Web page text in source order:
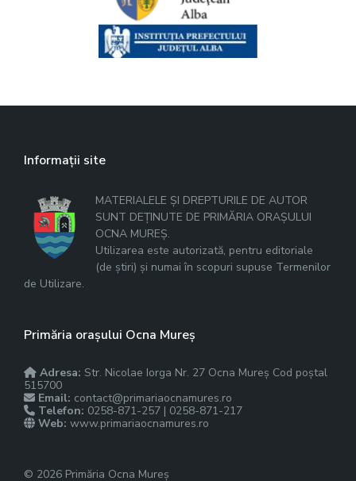
Informații site
MATERIALELE ȘI DREPTURILE DE AUTOR
SUNT DEȚINUTE DE PRIMĂRIA ORAȘULUI
OCNA MUREȘ.
Utilizarea este autorizată, pentru editoriale
(de știri) și numai în scopuri supuse Termenilor
de Utilizare.
Primăria orașului Ocna Mureș
Adresa: Str. Nicolae Iorga Nr. 27 Ocna Mureș Cod poștal
515700
Email: contact@primariaocnamures.ro
Telefon: 0258-871-257 | 0258-871-217
Web: www.primariaocnamures.ro
© 2026 Primăria Ocna Mureș